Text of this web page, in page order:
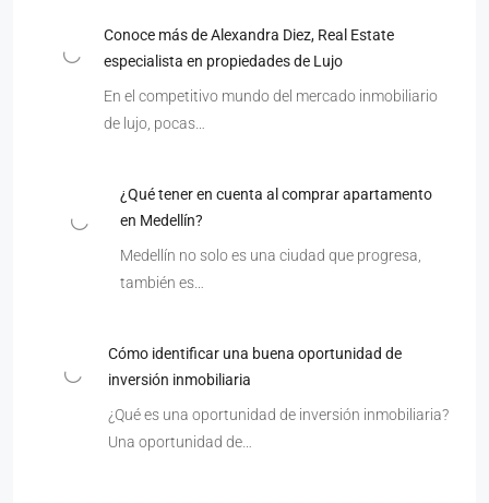
Conoce más de Alexandra Diez, Real Estate
especialista en propiedades de Lujo
En el competitivo mundo del mercado inmobiliario
de lujo, pocas…
¿Qué tener en cuenta al comprar apartamento
en Medellín?
Medellín no solo es una ciudad que progresa,
también es…
Cómo identificar una buena oportunidad de
inversión inmobiliaria
¿Qué es una oportunidad de inversión inmobiliaria?
Una oportunidad de…